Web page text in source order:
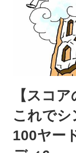
【スコ
これでシ
100ヤー